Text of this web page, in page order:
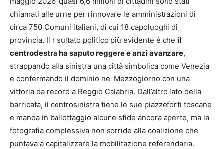
chiamati alle urne per rinnovare le amministrazioni di
circa 750 Comuni italiani, di cui 18 capoluoghi di
provincia. Il risultato politico più evidente è che il
centrodestra ha saputo reggere e anzi avanzare,
strappando alla sinistra una città simbolica come Venezia
e confermando il dominio nel Mezzogiorno con una
vittoria da record a Reggio Calabria. Dall’altro lato della
barricata, il centrosinistra tiene le sue piazzeforti toscane
e manda in ballottaggio alcune sfide ancora aperte, ma la
fotografia complessiva non sorride alla coalizione che
puntava a capitalizzare la mobilitazione referendaria.